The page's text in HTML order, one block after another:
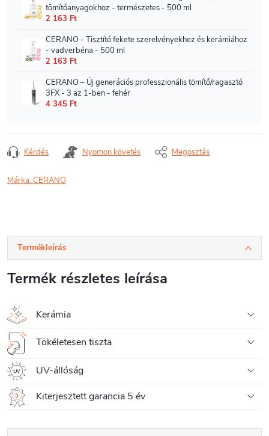
Kérdés Nyomon követés Megosztás
Márka:CERANO
Termékleírás
Termék részletes leírása
Kerámia
Tökéletesen tiszta
UV-állóság
Kiterjesztett garancia 5 év